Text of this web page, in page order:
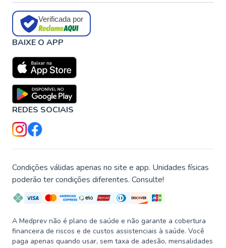
Verificada por
BAIXE O APP
REDES SOCIAIS
Condições válidas apenas no site e app. Unidades físicas
poderão ter condições diferentes. Consulte!
A Medprev não é plano de saúde e não garante a cobertura
financeira de riscos e de custos assistenciais à saúde. Você
paga apenas quando usar, sem taxa de adesão, mensalidades